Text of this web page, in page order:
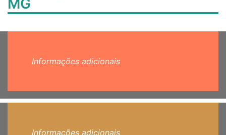
MG
Informações adicionais
Informações adicionais